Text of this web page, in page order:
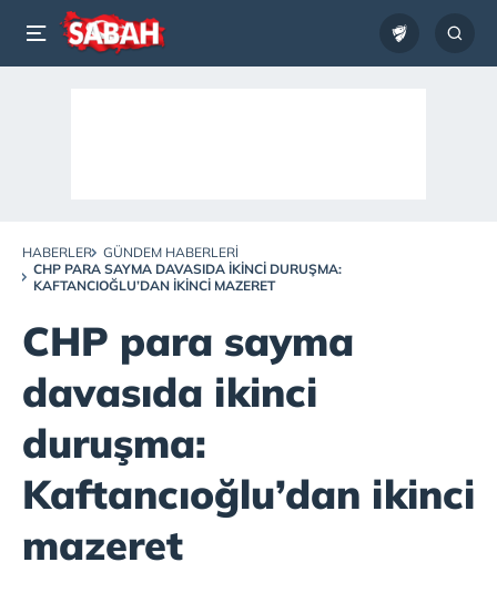
HABERLER
GÜNDEM HABERLERI
CHP PARA SAYMA DAVASIDA IKINCI DURUŞMA:
KAFTANCIOĞLU’DAN IKINCI MAZERET
CHP para sayma
davasıda ikinci
duruşma:
Kaftancıoğlu’dan ikinci
mazeret